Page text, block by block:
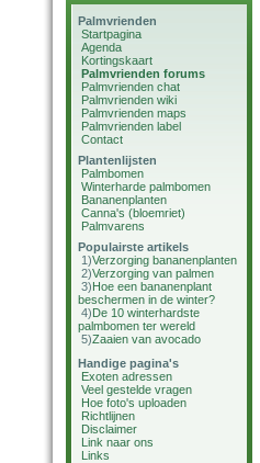
Palmvrienden
Startpagina
Agenda
Kortingskaart
Palmvrienden forums
Palmvrienden chat
Palmvrienden wiki
Palmvrienden maps
Palmvrienden label
Contact
Plantenlijsten
Palmbomen
Winterharde palmbomen
Bananenplanten
Canna's (bloemriet)
Palmvarens
Populairste artikels
1)Verzorging bananenplanten
2)Verzorging van palmen
3)Hoe een bananenplant
beschermen in de winter?
4)De 10 winterhardste
palmbomen ter wereld
5)Zaaien van avocado
Handige pagina's
Exoten adressen
Veel gestelde vragen
Hoe foto's uploaden
Richtlijnen
Disclaimer
Link naar ons
Links